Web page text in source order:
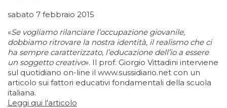
sabato 7 febbraio 2015
«Se vogliamo rilanciare l’occupazione giovanile,
dobbiamo ritrovare la nostra identità, il realismo che ci
ha sempre caratterizzato, l’educazione dell’io a essere
un soggetto creativo». Il prof. Giorgio Vittadini interviene
sul quotidiano on-line il www.sussidiario.net con un
articolo sui fattori educativi fondamentali della scuola
italiana.
Leggi qui l'articolo